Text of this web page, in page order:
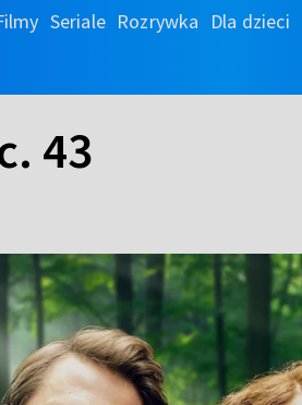
Seriale Rozrywka Dla dzieci
43